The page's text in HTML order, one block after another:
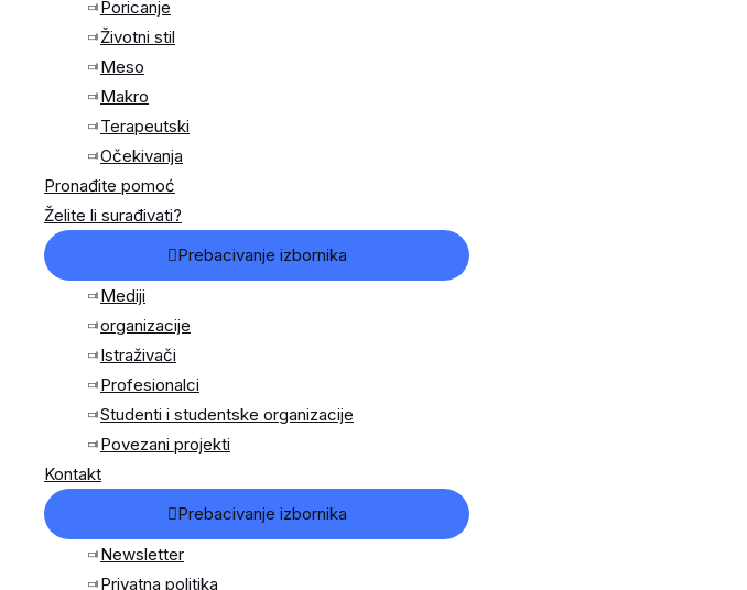
Poricanje
Životni stil
Meso
Makro
Terapeutski
Očekivanja
Pronađite pomoć
Želite li surađivati?
Prebacivanje izbornika
Mediji
organizacije
Istraživači
Profesionalci
Studenti i studentske organizacije
Povezani projekti
Kontakt
Prebacivanje izbornika
Newsletter
Privatna politika